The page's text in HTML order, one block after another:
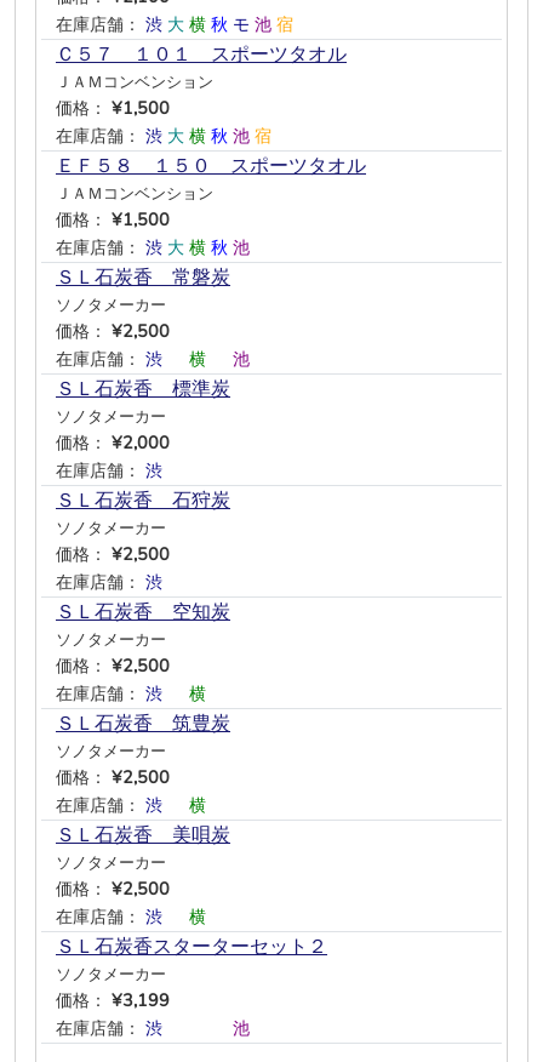
在庫店舗： 渋 大 横 秋 モ 池 宿
Ｃ５７ １０１ スポーツタオル
ＪＡＭコンベンション
価格： ¥1,500
在庫店舗： 渋 大 横 秋 池 宿
ＥＦ５８ １５０ スポーツタオル
ＪＡＭコンベンション
価格： ¥1,500
在庫店舗： 渋 大 横 秋 池
ＳＬ石炭香 常磐炭
ソノタメーカー
価格： ¥2,500
在庫店舗： 渋 横 池
ＳＬ石炭香 標準炭
ソノタメーカー
価格： ¥2,000
在庫店舗： 渋
ＳＬ石炭香 石狩炭
ソノタメーカー
価格： ¥2,500
在庫店舗： 渋
ＳＬ石炭香 空知炭
ソノタメーカー
価格： ¥2,500
在庫店舗： 渋 横
ＳＬ石炭香 筑豊炭
ソノタメーカー
価格： ¥2,500
在庫店舗： 渋 横
ＳＬ石炭香 美唄炭
ソノタメーカー
価格： ¥2,500
在庫店舗： 渋 横
ＳＬ石炭香スターターセット２
ソノタメーカー
価格： ¥3,199
在庫店舗： 渋 池